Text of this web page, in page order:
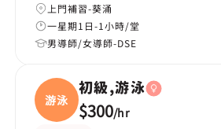
上門補習-葵涌
一星期1日-1小時/堂
男導師/女導師-DSE
游泳
初級,游泳
$300/hr